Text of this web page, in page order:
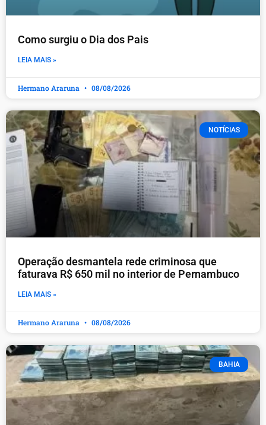
Como surgiu o Dia dos Pais
LEIA MAIS »
Hermano Araruna 08/08/2026
NOTÍCIAS
Operação desmantela rede criminosa que
faturava R$ 650 mil no interior de Pernambuco
LEIA MAIS »
Hermano Araruna 08/08/2026
BAHIA